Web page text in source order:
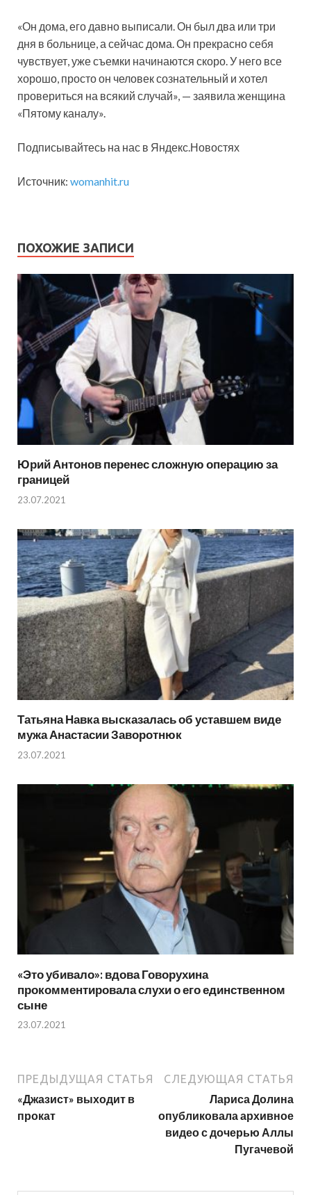
«Он дома, его давно выписали. Он был два или три
дня в больнице, а сейчас дома. Он прекрасно себя
чувствует, уже съемки начинаются скоро. У него все
хорошо, просто он человек сознательный и хотел
провериться на всякий случай», — заявила женщина
«Пятому каналу».
Подписывайтесь на нас в Яндекс.Новостях
Источник: womanhit.ru
ПОХОЖИЕ ЗАПИСИ
Юрий Антонов перенес сложную операцию за
границей
23.07.2021
Татьяна Навка высказалась об уставшем виде
мужа Анастасии Заворотнюк
23.07.2021
«Это убивало»: вдова Говорухина
прокомментировала слухи о его единственном
сыне
23.07.2021
ПРЕДЫДУЩАЯ СТАТЬЯ
«Джазист» выходит в
прокат
СЛЕДУЮЩАЯ СТАТЬЯ
Лариса Долина
опубликовала архивное
видео с дочерью Аллы
Пугачевой